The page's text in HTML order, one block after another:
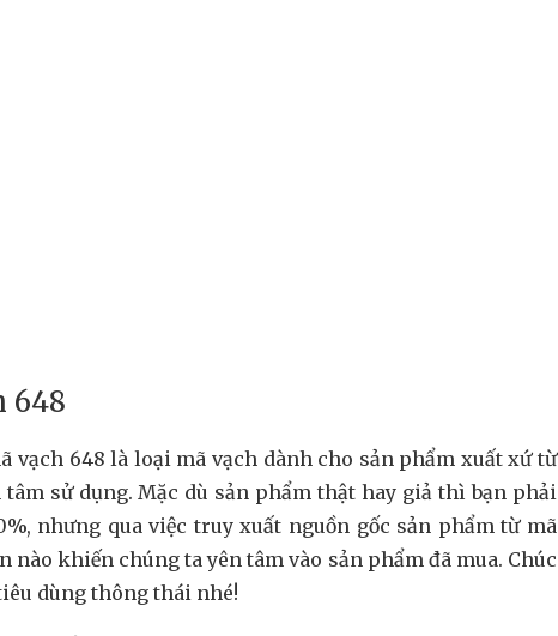
648
vạch 648 là loại mã vạch dành cho sản phẩm xuất xứ từ
tâm sử dụng. Mặc dù sản phẩm thật hay giả thì bạn phải
nhưng qua việc truy xuất nguồn gốc sản phẩm từ mã
nào khiến chúng ta yên tâm vào sản phẩm đã mua. Chúc
dùng thông thái nhé!